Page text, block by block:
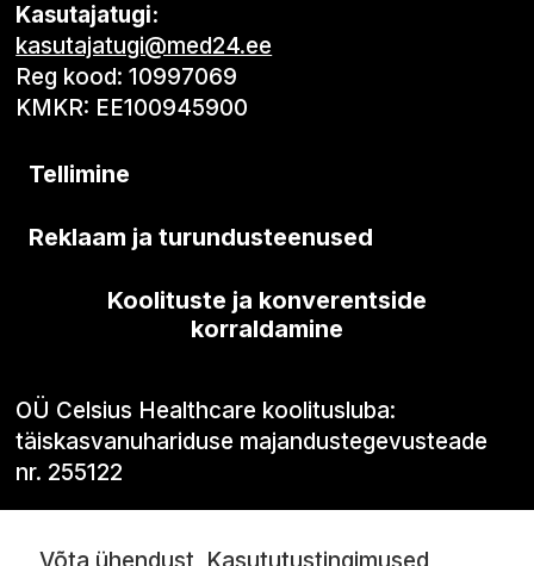
Kasutajatugi:
kasutajatugi@med24.ee
Reg kood: 10997069
KMKR: EE100945900
Tellimine
Reklaam ja turundusteenused
Koolituste ja konverentside
korraldamine
OÜ Celsius Healthcare koolitusluba:
täiskasvanuhariduse majandustegevusteade
nr. 255122